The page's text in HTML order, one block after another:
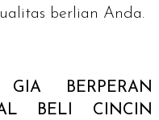
berlian Anda.
BERPERAN
BELI CINCIN